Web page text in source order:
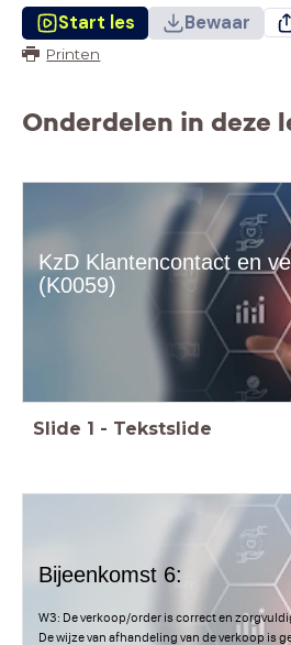
Start les Bewaar
Printen
Onderdelen in deze
KzD Klantencontact en
(K0059)
Slide 1 - Tekstslide
Bijeenkomst 6:
W3: De verkoop/order is correct en
De wijze van afhandeling van de verkoop is